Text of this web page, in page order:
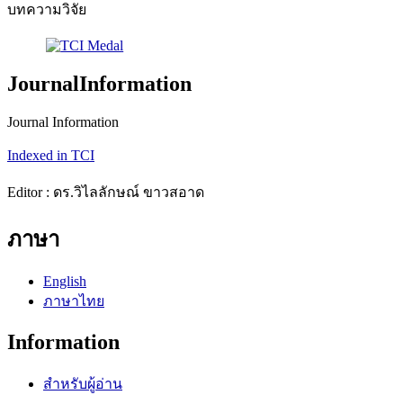
บทความวิจัย
JournalInformation
Journal Information
Indexed in TCI
Editor : ดร.วิไลลักษณ์ ขาวสอาด
ภาษา
English
ภาษาไทย
Information
สำหรับผู้อ่าน